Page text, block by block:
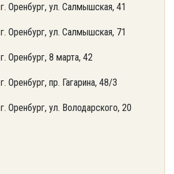
г. Оренбург, ул. Салмышская, 41
г. Оренбург, ул. Салмышская, 71
г. Оренбург, 8 марта, 42
г. Оренбург, пр. Гагарина, 48/3
г. Оренбург, ул. Володарского, 20